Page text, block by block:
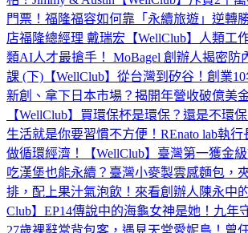
門票！福隆福容如何靠「永續旅遊」逆轉
店福隆總經理 戴瑞宏【WellClub】 人類工
類AI人才最搶手！ MoBagel 創辦人揭密防
課 (下)【WellClub】 從台灣到矽谷！創業
新創、拿下日本市場？揭開年營收破億美
【WellClub】 買環保杯是環保？還是不環
生活就是你要習慣不方便！REnato lab執
做循環經濟！【WellClub】 臺灣第一獲金
吃漢堡也能永續？臺灣小麥製雲感麵包，
排，配上果汁氣泡飲！來看創辦人陳永中
Club】EP14傳說中的海龜女神是她！九年